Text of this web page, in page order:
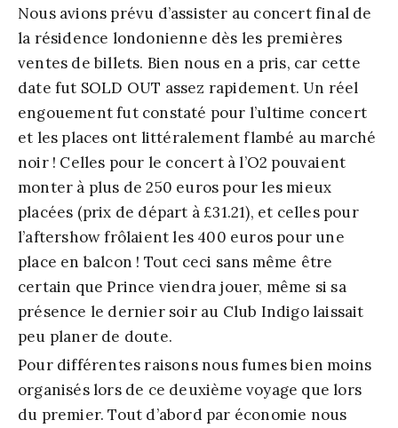
Nous avions prévu d’assister au concert final de
la résidence londonienne dès les premières
ventes de billets. Bien nous en a pris, car cette
date fut SOLD OUT assez rapidement. Un réel
engouement fut constaté pour l’ultime concert
et les places ont littéralement flambé au marché
noir ! Celles pour le concert à l’O2 pouvaient
monter à plus de 250 euros pour les mieux
placées (prix de départ à £31.21), et celles pour
l’aftershow frôlaient les 400 euros pour une
place en balcon ! Tout ceci sans même être
certain que Prince viendra jouer, même si sa
présence le dernier soir au Club Indigo laissait
peu planer de doute.
Pour différentes raisons nous fumes bien moins
organisés lors de ce deuxième voyage que lors
du premier. Tout d’abord par économie nous